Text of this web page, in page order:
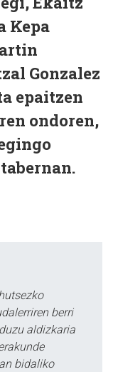
Kepa
Gonzalez
epaitzen
ondoren,
berri
aldizkaria
bidaliko